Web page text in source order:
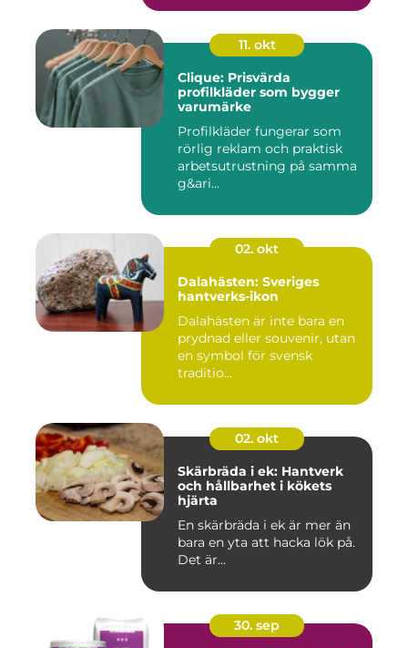
11. okt
Clique: Prisvärda
profilkläder som bygger
varumärke
Profilkläder fungerar som
rörlig reklam och praktisk
arbetsutrustning på samma
g&ari...
02. okt
Dalahästen: Sveriges
hantverks-ikon
Dalahästen är inte bara en
prydnad eller souvenir, utan
en symbol för svensk
traditio...
02. okt
Skärbräda i ek: Hantverk
och hållbarhet i kökets
hjärta
En skärbräda i ek är mer än
bara en yta att hacka lök på.
Det är...
30. sep